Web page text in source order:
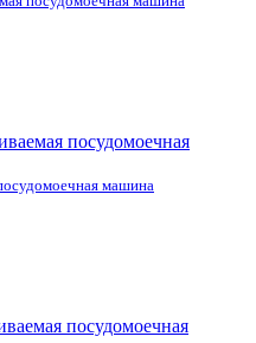
машина